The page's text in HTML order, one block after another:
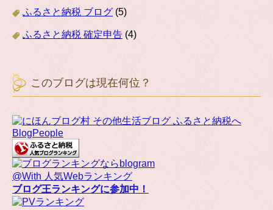
ふるさと納税 ブログ (5)
ふるさと納税 確定申告 (4)
このブログは現在何位？
BlogPeople
@With 人気Webランキング
ブログ王ランキングに参加中！